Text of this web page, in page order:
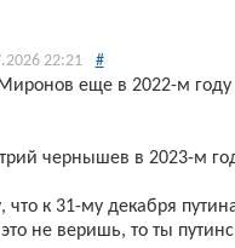
22:21 #
еще в 2022-м году
чернышев в 2023-м
что к 31-му декабря
не веришь, то ты